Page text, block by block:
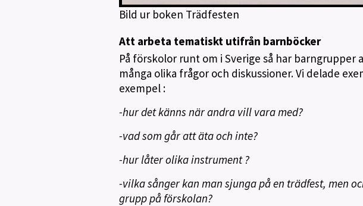
Bild ur boken Trädfesten
Att arbeta tematiskt utifrån barnböcker
På förskolor runt om i Sverige så har
många olika frågor och diskussioner. Vi delade
exempel :
-hur det känns när andra vill vara med?
-vad som går att äta och inte?
-hur låter olika instrument ?
-vilka sånger kan man sjunga på en trädfest, men
grupp på förskolan?